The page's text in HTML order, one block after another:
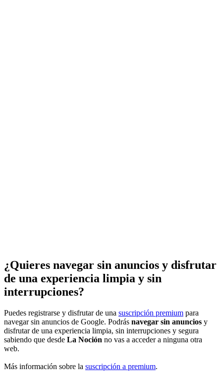
¿Quieres navegar sin anuncios y disfrutar
de una experiencia limpia y sin
interrupciones?
Puedes registrarse y disfrutar de una suscripción premium para
navegar sin anuncios de Google. Podrás navegar sin anuncios y
disfrutar de una experiencia limpia, sin interrupciones y segura
sabiendo que desde La Noción no vas a acceder a ninguna otra
web.
Más información sobre la suscripción a premium.